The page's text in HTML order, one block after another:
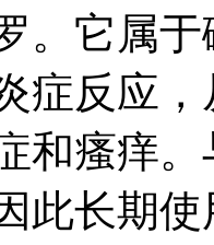
。它属
症反应
和瘙痒
此长期